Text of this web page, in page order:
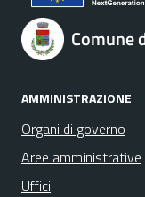
Comune
AMMINISTRAZIONE
Organi di governo
Aree amministrative
Uffici